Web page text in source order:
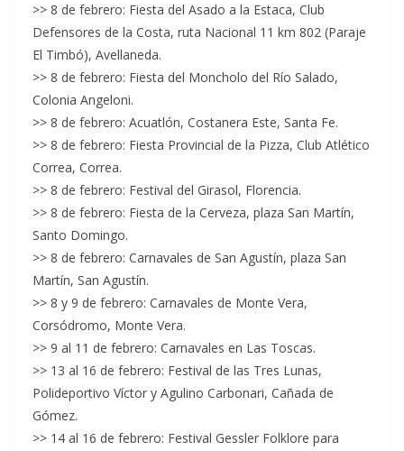
>> 8 de febrero: Fiesta del Asado a la Estaca, Club
Defensores de la Costa, ruta Nacional 11 km 802 (Paraje
El Timbó), Avellaneda.
>> 8 de febrero: Fiesta del Moncholo del Río Salado,
Colonia Angeloni.
>> 8 de febrero: Acuatlón, Costanera Este, Santa Fe.
>> 8 de febrero: Fiesta Provincial de la Pizza, Club Atlético
Correa, Correa.
>> 8 de febrero: Festival del Girasol, Florencia.
>> 8 de febrero: Fiesta de la Cerveza, plaza San Martín,
Santo Domingo.
>> 8 de febrero: Carnavales de San Agustín, plaza San
Martín, San Agustín.
>> 8 y 9 de febrero: Carnavales de Monte Vera,
Corsódromo, Monte Vera.
>> 9 al 11 de febrero: Carnavales en Las Toscas.
>> 13 al 16 de febrero: Festival de las Tres Lunas,
Polideportivo Víctor y Agulino Carbonari, Cañada de
Gómez.
>> 14 al 16 de febrero: Festival Gessler Folklore para